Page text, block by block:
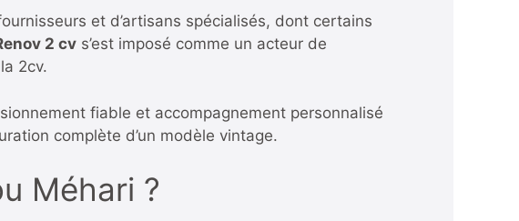
et d’artisans spécialisés, dont certains
2 cv s’est imposé comme un acteur de
2cv.
fiable et accompagnement personnalisé
complète d’un modèle vintage.
Méhari ?